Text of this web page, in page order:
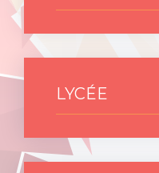
LYCÉE